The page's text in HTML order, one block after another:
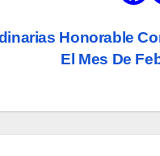
Honorable
El Mes De